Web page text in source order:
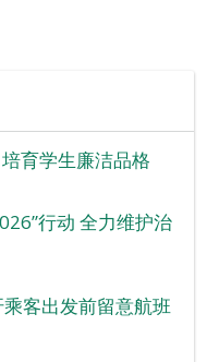
培育学生廉洁品格
行动 全力维护治
客出发前留意航班